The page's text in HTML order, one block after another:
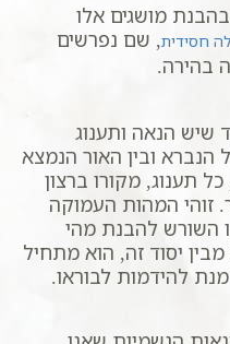
מושגים אלו
חסידית, שם נפרשים
בהירה.
שיש הנאה ותענוג
הנברא ובין האור הנמצא
תענוג, מקורו ברצון
זוהי המהות העמוקה
השורש להבנת מהי
יסוד זה, הוא מתחיל
להידמות לבוראו.